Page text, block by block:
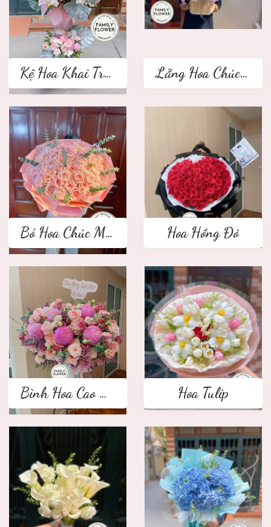
Kệ Hoa Khai Trương 2 tầng Lẵng Hoa Chúc Mừng
Bó Hoa Chúc Mừng Hoa Hồng Đỏ
Bình Hoa Cao Cấp Hoa Tulip